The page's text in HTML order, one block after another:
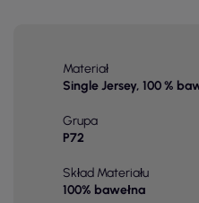
Materiał
Single Jersey, 100 %
Grupa
P72
Skład Materiału
100% bawełna